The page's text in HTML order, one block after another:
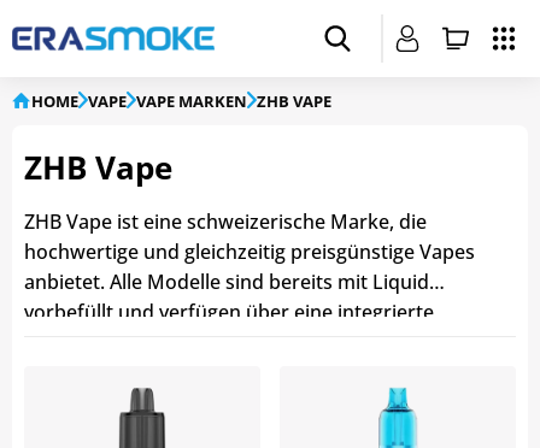
HOME VAPE VAPE MARKEN ZHB VAPE
ZHB Vape
ZHB Vape ist eine schweizerische Marke, die
hochwertige und gleichzeitig preisgünstige Vapes
anbietet. Alle Modelle sind bereits mit Liquid
vorbefüllt und verfügen über eine integrierte
in zahlreichen Geschmacksrichtungen erhältlich
und bieten ein Liquidvolumen von bis zu 12 ml. Je